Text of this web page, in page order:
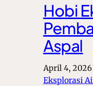
Hobi
Aspal
April 4, 2026
Eksplorasi